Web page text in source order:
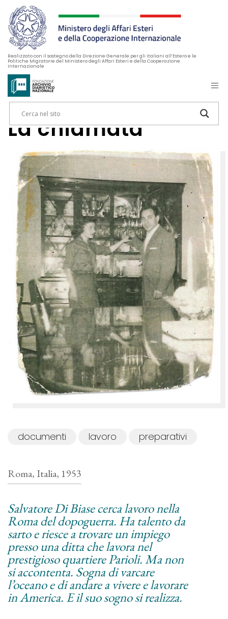
Realizzato con il sostegno della Direzione Generale per gli Italiani all’Estero e le
Politiche Migratorie del Ministero degli Affari Esteri e della Cooperazione
Internazionale
La chiamata
documenti lavoro preparativi
Roma, Italia, 1953
Salvatore Di Biase cerca lavoro nella
Roma del dopoguerra. Ha talento da
sarto e riesce a trovare un impiego
presso una ditta che lavora nel
prestigioso quartiere Parioli. Ma non
si accontenta. Sogna di varcare
l’oceano e di andare a vivere e lavorare
in America. E il suo sogno si realizza.